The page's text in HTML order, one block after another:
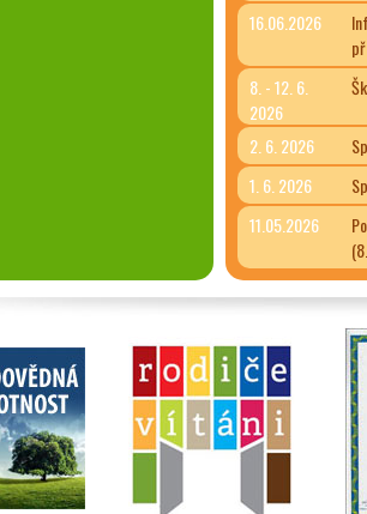
16.06.2026
8. - 12. 6.
2026
2. 6. 2026
1. 6. 2026
11.05.2026